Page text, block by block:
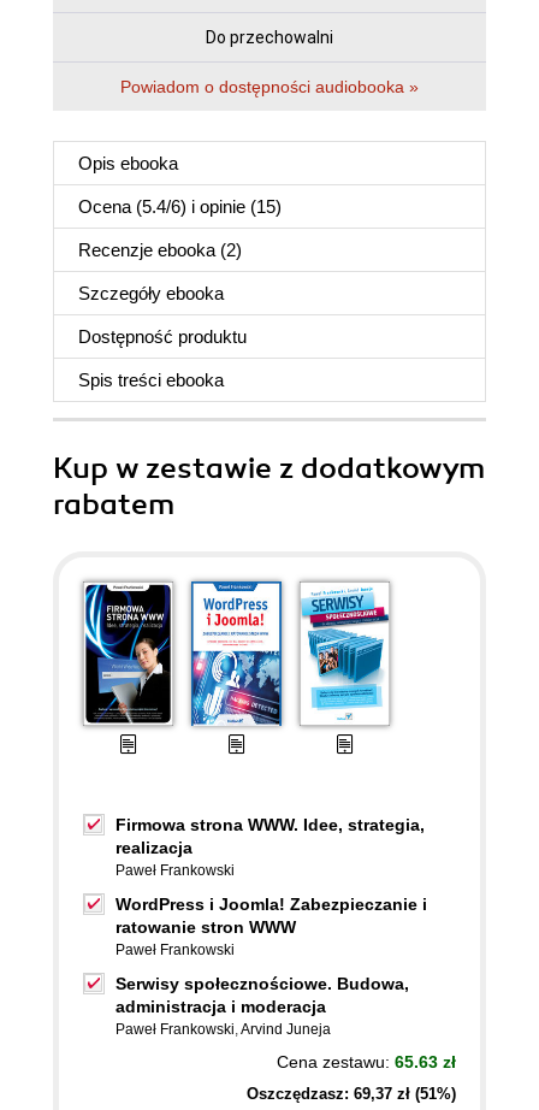
Do przechowalni
Powiadom o dostępności audiobooka »
Opis ebooka
Ocena (5.4/6) i opinie (15)
Recenzje ebooka (2)
Szczegóły ebooka
Dostępność produktu
Spis treści ebooka
Kup w zestawie z dodatkowym
rabatem
Firmowa strona WWW. Idee, strategia,
realizacja
Paweł Frankowski
WordPress i Joomla! Zabezpieczanie i
ratowanie stron WWW
Paweł Frankowski
Serwisy społecznościowe. Budowa,
administracja i moderacja
Paweł Frankowski,Arvind Juneja
Cena zestawu: 65.63 zł
Oszczędzasz: 69,37 zł (51%)